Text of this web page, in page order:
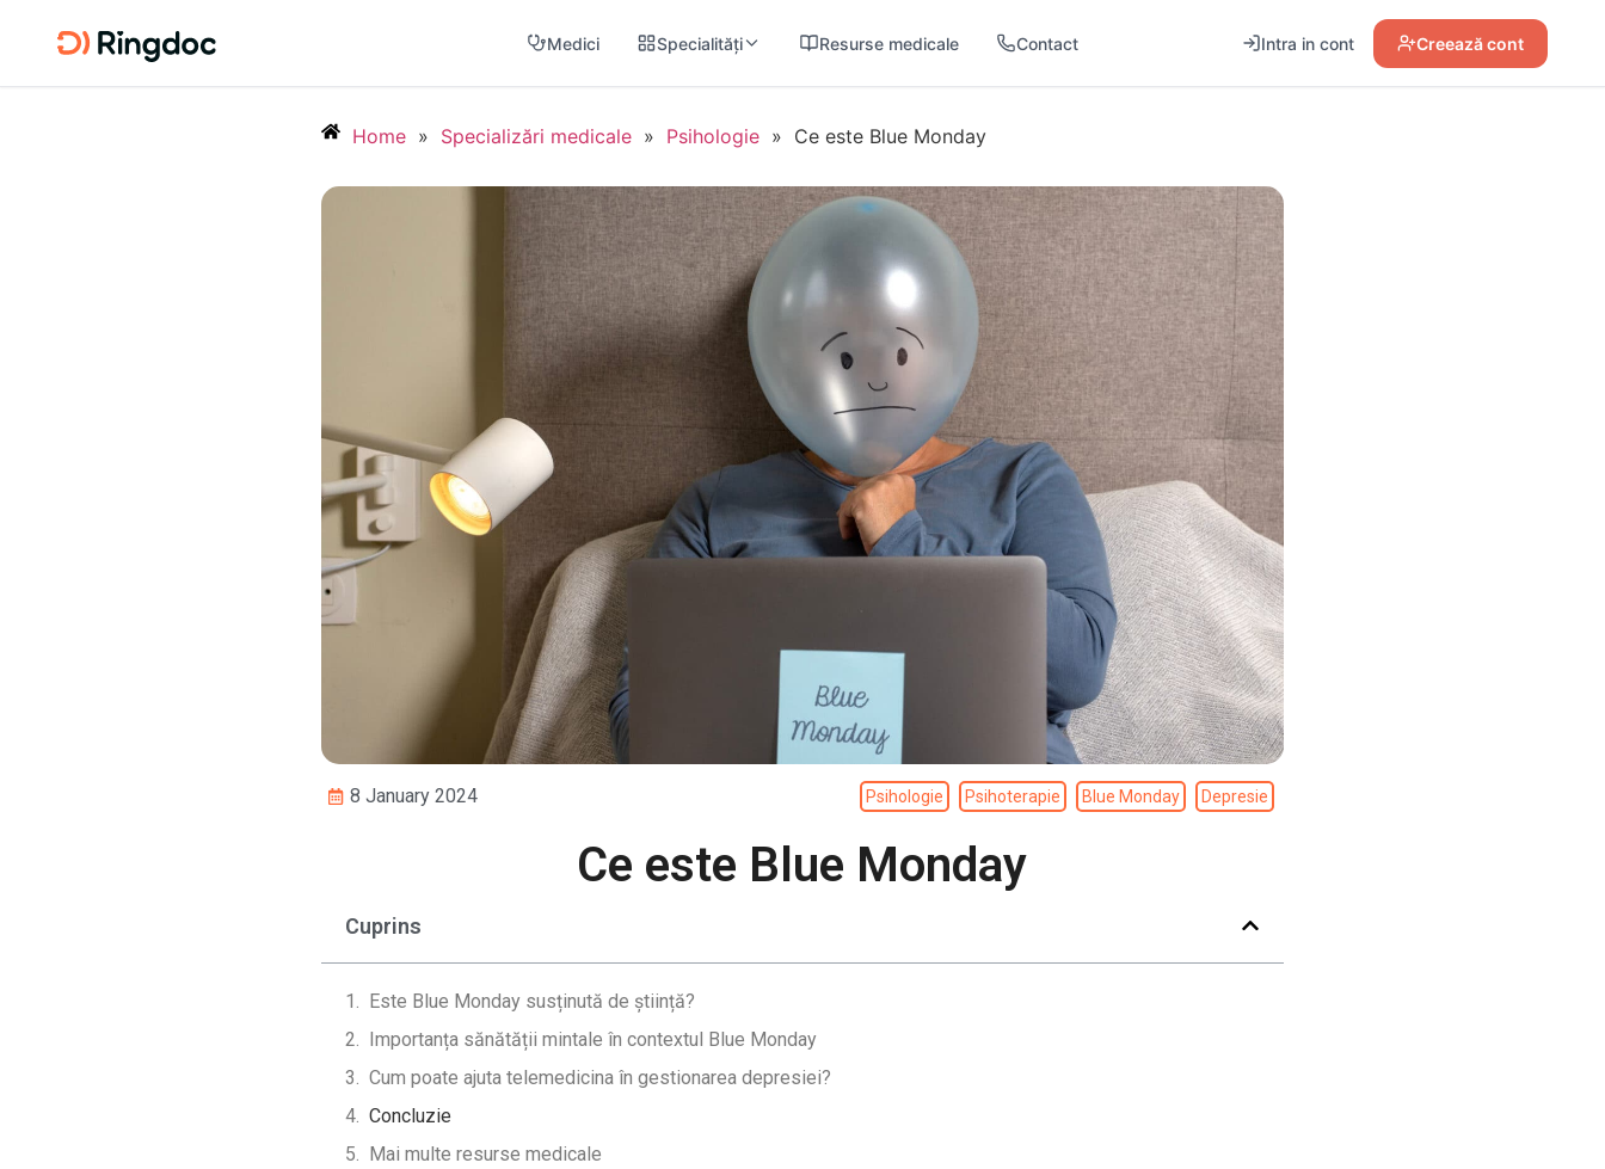
Medici Specialități Resurse medicale Contact Intra in cont Creează cont
Home » Specializări medicale » Psihologie » Ce este Blue Monday
8 January 2024 Psihologie Psihoterapie Blue Monday Depresie
Ce este Blue Monday
Cuprins
Este Blue Monday susținută de știință?
Importanța sănătății mintale în contextul Blue Monday
Cum poate ajuta telemedicina în gestionarea depresiei?
Concluzie
Mai multe resurse medicale